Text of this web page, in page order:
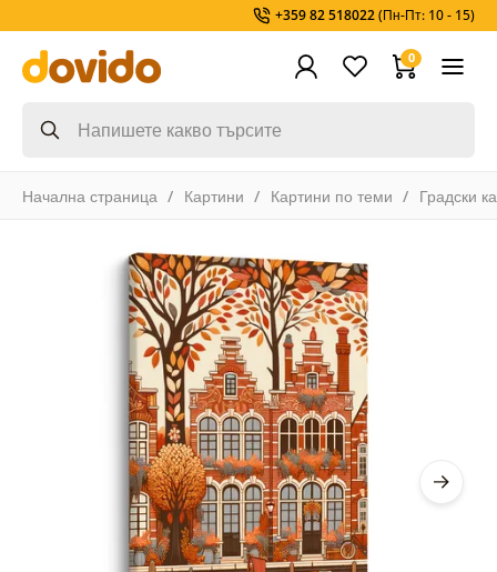
+359 82 518022(Пн-Пт: 10 - 15)
0
Начална страница Картини Картини по теми Градски